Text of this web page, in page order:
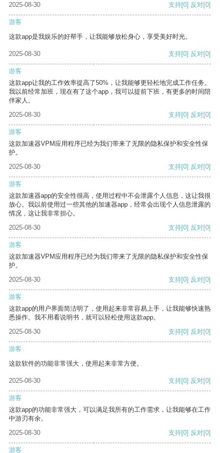
2025-08-30 支持[0] 反对[0]
游客
这款app是我娱乐的好帮手，让我能够放松身心，享受美好时光。
2025-08-30 支持[0] 反对[0]
游客
这款app让我的工作效率提高了50%，让我能够更轻松地完成工作任务。
我以前经常加班，现在有了这个app，我可以提前下班，有更多的时间陪
伴家人。
2025-08-30
支持[0] 反对[0]
游客
这款加速器VPM应用程序已经为我们带来了无限的隐私保护和安全性保
护。
2025-08-30
支持[0] 反对[0]
游客
这款加速器app的安全性很高，使用过程中不会泄露个人信息，这让我很
放心。我以前使用过一些其他的加速器app，经常会出现个人信息泄露的
情况，这让我非常担心。
2025-08-30
支持[0] 反对[0]
游客
这款加速器VPM应用程序已经为我们带来了无限的隐私保护和安全性保
护。
2025-08-30
支持[0] 反对[0]
游客
这款app的用户界面简洁明了，使用起来非常容易上手，让我能够快速熟
悉操作。我不用看说明书，就可以轻松使用这款app。
2025-08-30
支持[0] 反对[0]
游客
这款软件的功能非常强大，使用起来非常方便。
2025-08-30 支持[0] 反对[0]
游客
这款app的功能非常强大，可以满足我所有的工作需求，让我能够在工作
中游刃有余。
2025-08-30
支持[0] 反对[0]
游客